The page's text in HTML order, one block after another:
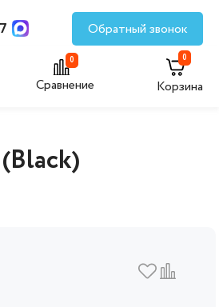
Обратный звонок
0
Сравнение
0
Корзина